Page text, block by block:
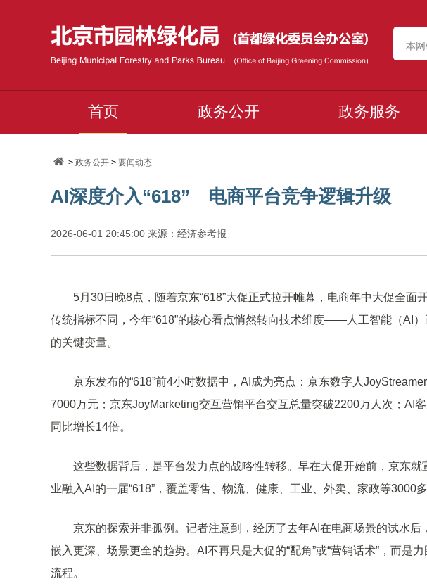
本
首页 政务公开 政务服务
>政务公开 >要闻动态
AI深度介入“618” 电商平台竞争逻辑升级
2026-06-01 20:45:00 来源：经济参考报
5月30日晚8点，随着京东“618”大促正式拉开帷幕，电商年中大促全面
传统指标不同，今年“618”的核心看点悄然转向技术维度——人工智能（AI
的关键变量。
京东发布的“618”前4小时数据中，AI成为亮点：京东数字人
7000万元；京东JoyMarketing交互营销平台交互总量突破2200万人次；AI
同比增长14倍。
这些数据背后，是平台发力点的战略性转移。早在大促开始前，京东就
业融入AI的一届“618”，覆盖零售、物流、健康、工业、外卖、家政等3000多
京东的探索并非孤例。记者注意到，经历了去年AI在电商场景的试水后
嵌入更深、场景更全的趋势。AI不再只是大促的“配角”或“营销话术”，而是
流程。